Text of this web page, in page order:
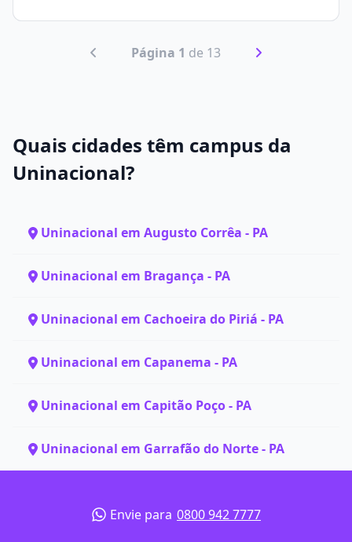
Página 1 de 13
Quais cidades têm campus da
Uninacional?
Uninacional em Augusto Corrêa - PA
Uninacional em Bragança - PA
Uninacional em Cachoeira do Piriá - PA
Uninacional em Capanema - PA
Uninacional em Capitão Poço - PA
Uninacional em Garrafão do Norte - PA
Envie para 0800 942 7777